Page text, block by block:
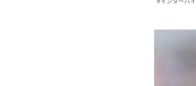
#インターハイ